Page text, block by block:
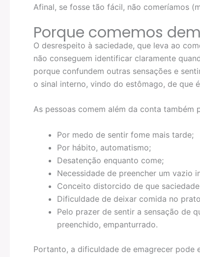
Afinal, se fosse tão fácil, não comeríamos
Porque comemos
O desrespeito à saciedade, que leva ao
não conseguem identificar claramente
porque confundem outras sensações e
o sinal interno, vindo do estômago, de que
As pessoas comem além da conta
Por medo de sentir fome mais tarde;
Por hábito, automatismo;
Desatenção enquanto come;
Necessidade de preencher um vazio
Conceito distorcido de que
Dificuldade de deixar comida no
Pelo prazer de sentir a sensação de
preenchido, empanturrado.
Portanto, a dificuldade de emagrecer pode